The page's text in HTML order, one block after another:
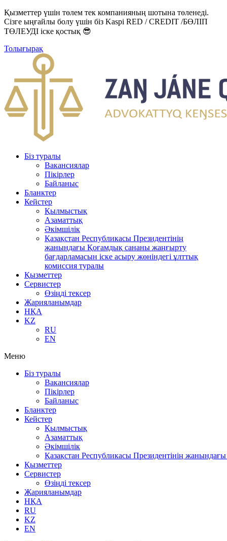
Қызметтер үшін төлем тек компанияның шотына төленеді.
Сізге ыңғайлы болу үшін біз Kaspi RED / CREDIT /БӨЛІП
ТӨЛЕУДІ іске қостық 😎
Толығырақ
Біз туралы
Вакансиялар
Пікірлер
Байланыс
Бланктер
Кейстер
Қылмыстық
Азаматтық
Әкімшілік
Қазақстан Республикасы Президентінің
жанындағы Қоғамдық сананы жаңғырту
бағдарламасын іске асыру жөніндегі ұлттық
комиссия туралы
Қызметтер
Сервистер
Өзіңді тексер
Жарияланымдар
НҚА
KZ
RU
EN
Меню
Біз туралы
Вакансиялар
Пікірлер
Байланыс
Бланктер
Кейстер
Қылмыстық
Азаматтық
Әкімшілік
Қазақстан Республикасы Президентінің
Қызметтер
Сервистер
Өзіңді тексер
Жарияланымдар
НҚА
RU
KZ
EN